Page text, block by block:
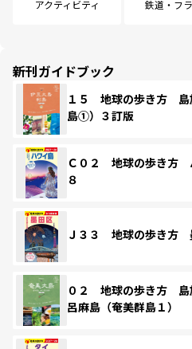
アクティビティ 鉄道・フ
新刊ガイドブック
１５ 地球の歩き方
島①）３訂版
Ｃ０２ 地球の歩き方
８
Ｊ３３ 地球の歩き方
０２ 地球の歩き方
呂麻島（奄美群島１）